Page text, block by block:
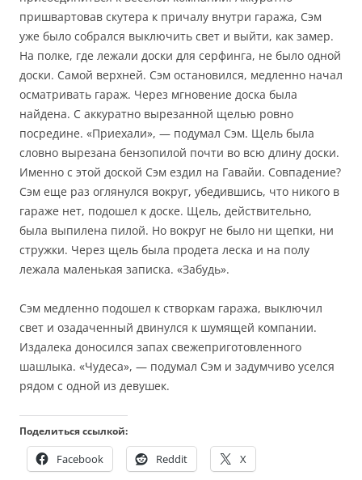
пришвартовав скутера к причалу внутри гаража, Сэм
уже было собрался выключить свет и выйти, как замер.
На полке, где лежали доски для серфинга, не было одной
доски. Самой верхней. Сэм остановился, медленно начал
осматривать гараж. Через мгновение доска была
найдена. С аккуратно вырезанной щелью ровно
посредине. «Приехали», — подумал Сэм. Щель была
словно вырезана бензопилой почти во всю длину доски.
Именно с этой доской Сэм ездил на Гавайи. Совпадение?
Сэм еще раз оглянулся вокруг, убедившись, что никого в
гараже нет, подошел к доске. Щель, действительно,
была выпилена пилой. Но вокруг не было ни щепки, ни
стружки. Через щель была продета леска и на полу
лежала маленькая записка. «Забудь».
Сэм медленно подошел к створкам гаража, выключил
свет и озадаченный двинулся к шумящей компании.
Издалека доносился запах свежеприготовленного
шашлыка. «Чудеса», — подумал Сэм и задумчиво уселся
рядом с одной из девушек.
Поделиться ссылкой:
Facebook Reddit X